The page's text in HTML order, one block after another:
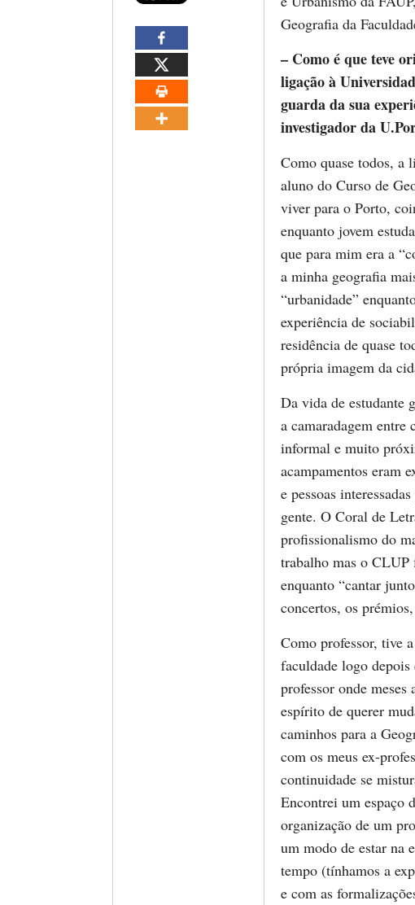
Geografia da
– Como é que teve
ligação à
guarda da sua
investigador da
Como quase todos, a
aluno do Curso de
viver para o Porto,
enquanto jovem
que para mim era a
a minha geografia
“urbanidade”
experiência de
residência de quase
própria imagem da
Da vida de estudante
a camaradagem entre
informal e muito
acampamentos eram
e pessoas
gente. O Coral de
profissionalismo do
trabalho mas o CLUP
enquanto “cantar
concertos, os
Como professor, tive
faculdade logo
professor onde
espírito de querer
caminhos para a
com os meus ex-
continuidade se
Encontrei um espaço
organização de um
um modo de estar na
tempo (tínhamos a
e com as